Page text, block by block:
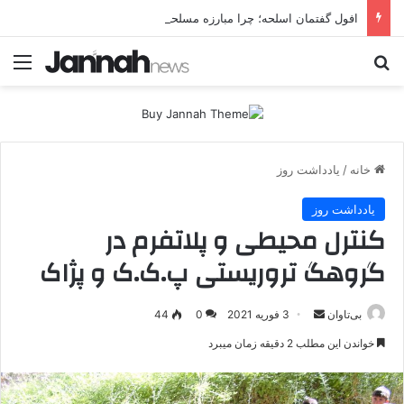
خانه / یادداشت روز
یادداشت روز
کنترل محیطی و پلاتفرم در
گروهگ تروریستی پ.ک.ک و پژاک
بی‌تاوان
ر
ا
ل
3 فوریه 2021 0
44
خواندن این مطلب 2 دقیقه زمان میبرد